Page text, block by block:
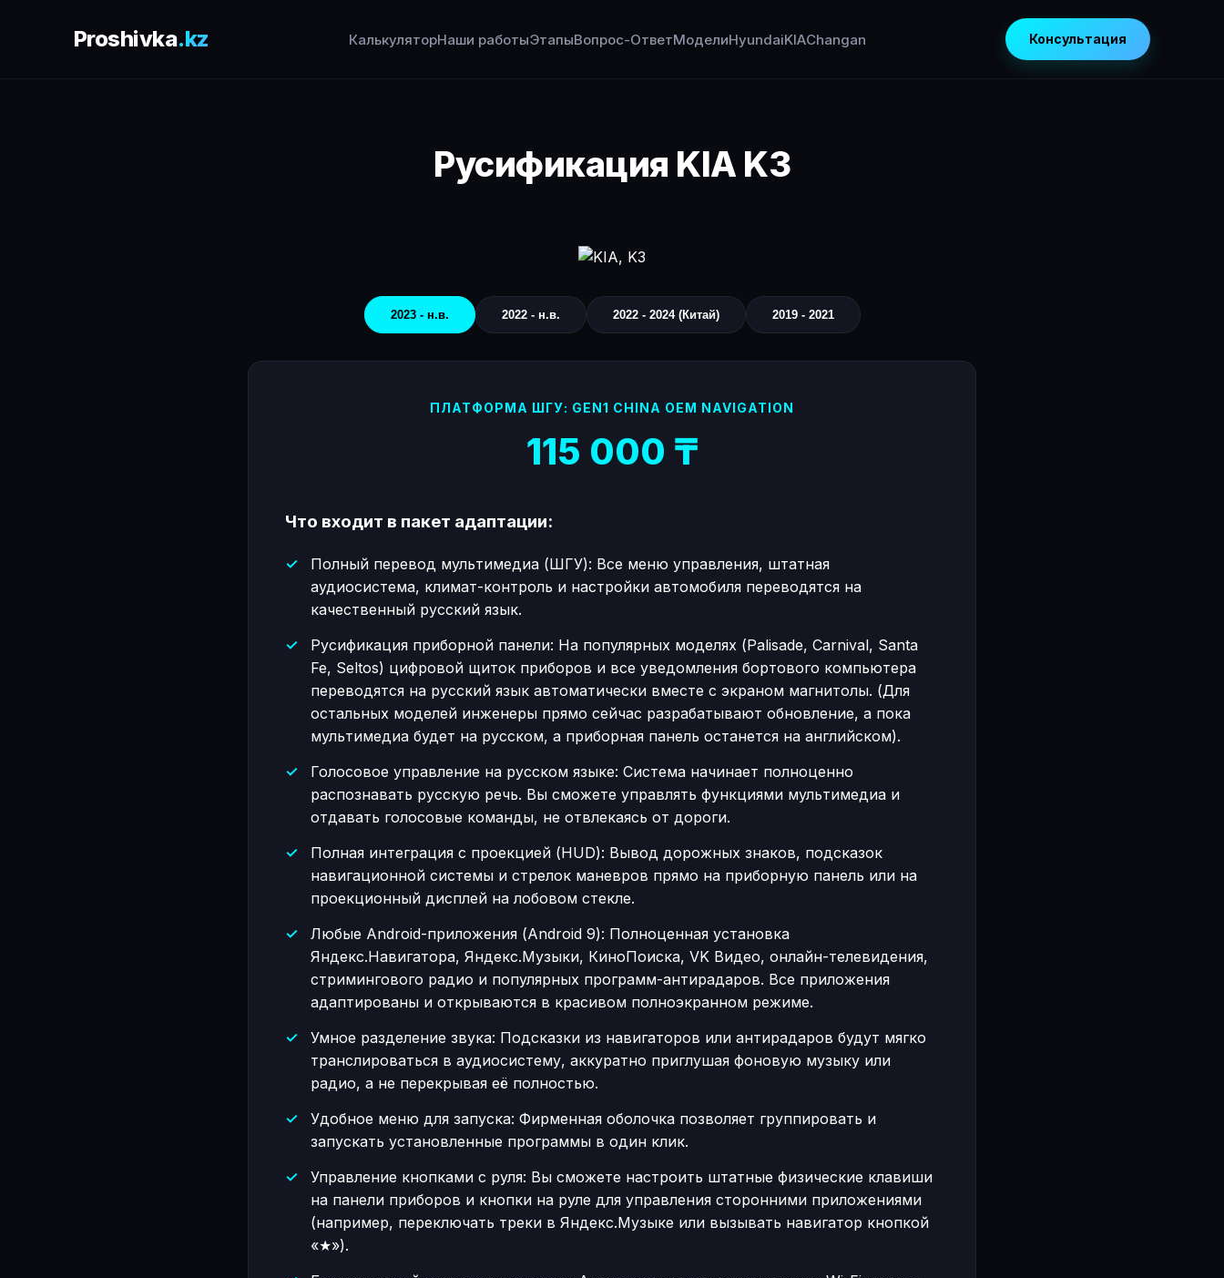
Proshivka.kz КалькуляторНаши работыЭтапыВопрос-ОтветМоделиHyundaiKIAChangan Консультация
Русификация KIA K3
2023 - н.в. 2022 - н.в. 2022 - 2024 (Китай) 2019 - 2021
ПЛАТФОРМА ШГУ: GEN1 CHINA OEM NAVIGATION
115 000 ₸
Что входит в пакет адаптации:
Полный перевод мультимедиа (ШГУ): Все меню управления, штатная
аудиосистема, климат-контроль и настройки автомобиля переводятся на
качественный русский язык.
Русификация приборной панели: На популярных моделях (Palisade, Carnival, Santa
Fe, Seltos) цифровой щиток приборов и все уведомления бортового компьютера
переводятся на русский язык автоматически вместе с экраном магнитолы. (Для
остальных моделей инженеры прямо сейчас разрабатывают обновление, а пока
мультимедиа будет на русском, а приборная панель останется на английском).
Голосовое управление на русском языке: Система начинает полноценно
распознавать русскую речь. Вы сможете управлять функциями мультимедиа и
отдавать голосовые команды, не отвлекаясь от дороги.
Полная интеграция с проекцией (HUD): Вывод дорожных знаков, подсказок
навигационной системы и стрелок маневров прямо на приборную панель или на
проекционный дисплей на лобовом стекле.
Любые Android-приложения (Android 9): Полноценная установка
Яндекс.Навигатора, Яндекс.Музыки, КиноПоиска, VK Видео, онлайн-телевидения,
стримингового радио и популярных программ-антирадаров. Все приложения
адаптированы и открываются в красивом полноэкранном режиме.
Умное разделение звука: Подсказки из навигаторов или антирадаров будут мягко
транслироваться в аудиосистему, аккуратно приглушая фоновую музыку или
радио, а не перекрывая её полностью.
Удобное меню для запуска: Фирменная оболочка позволяет группировать и
запускать установленные программы в один клик.
Управление кнопками с руля: Вы сможете настроить штатные физические клавиши
на панели приборов и кнопки на руле для управления сторонними приложениями
(например, переключать треки в Яндекс.Музыке или вызывать навигатор кнопкой
«★»).